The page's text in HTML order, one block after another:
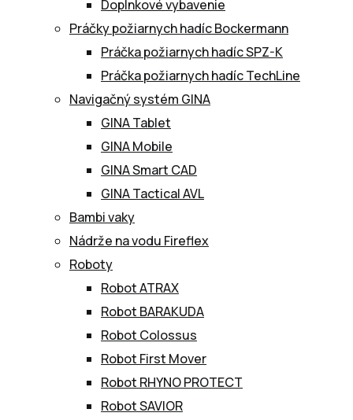
Doplnkové vybavenie
Práčky požiarnych hadíc Bockermann
Práčka požiarnych hadíc SPZ-K
Práčka požiarnych hadíc TechLine
Navigačný systém GINA
GINA Tablet
GINA Mobile
GINA Smart CAD
GINA Tactical AVL
Bambi vaky
Nádrže na vodu Fireflex
Roboty
Robot ATRAX
Robot BARAKUDA
Robot Colossus
Robot First Mover
Robot RHYNO PROTECT
Robot SAVIOR